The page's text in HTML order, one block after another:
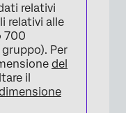
relativi
relativi alle
700
Per
del
il